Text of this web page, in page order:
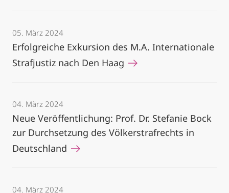
05. März 2024
Erfolgreiche Exkursion des M.A. Internationale
Strafjustiz nach Den Haag
04. März 2024
Neue Veröffentlichung: Prof. Dr. Stefanie Bock
zur Durchsetzung des Völkerstrafrechts in
Deutschland
04. März 2024